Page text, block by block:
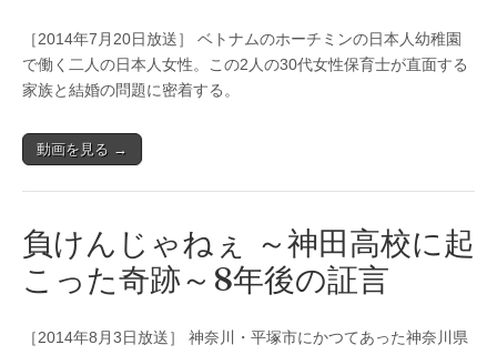
［2014年7月20日放送］ ベトナムのホーチミンの日本人幼稚園
で働く二人の日本人女性。この2人の30代女性保育士が直面する
家族と結婚の問題に密着する。
動画を見る →
負けんじゃねぇ ～神田高校に起
こった奇跡～8年後の証言
［2014年8月3日放送］ 神奈川・平塚市にかつてあった神奈川県